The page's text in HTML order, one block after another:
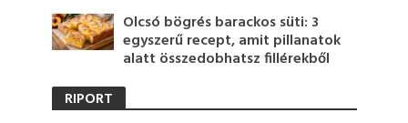
Olcsó bögrés barackos süti: 3
egyszerű recept, amit pillanatok
alatt összedobhatsz fillérekből
RIPORT